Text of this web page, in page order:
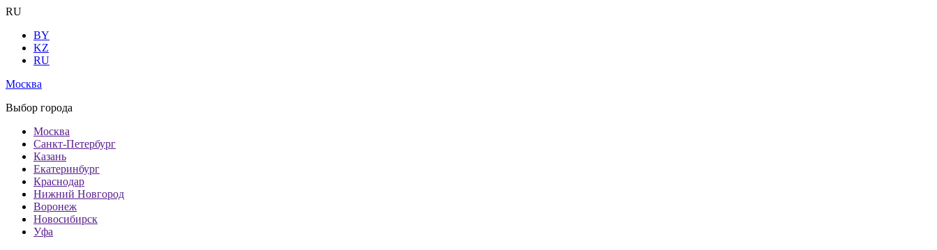
RU
BY
KZ
RU
Москва
Выбор города
Москва
Санкт-Петербург
Казань
Екатеринбург
Краснодар
Нижний Новгород
Воронеж
Новосибирск
Уфа